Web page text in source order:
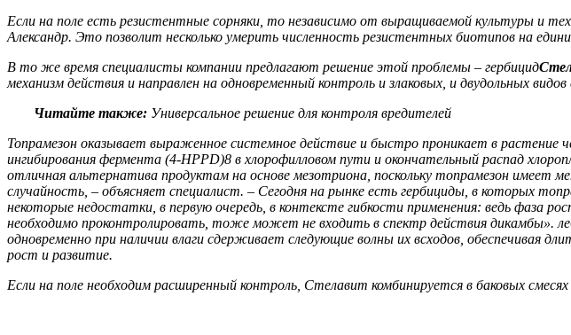
Если на поле есть резистентные сорняки, то независимо от выращиваемой культуры и
Александр. Это позволит несколько умерить численность резистентных биотипов на
В то же время специалисты компании предлагают решение этой проблемы – гербицид
механизм действия и направлен на одновременный контроль и злаковых, и двудольных видов
Читайте также: Универсальное решение для контроля вредителей
Топрамезон оказывает выраженное системное действие и быстро проникает в растение
ингибирования фермента (4-HPPD)8 в хлорофилловом пути и окончательный распад
отличная альтернатива продуктам на основе мезотриона, поскольку топрамезон имеет
случайность, – объясняет специалист. – Сегодня на рынке есть гербициды, в которых
некоторые недостатки, в первую очередь, в контексте гибкости применения: ведь фаза
необходимо проконтролировать, тоже может не входить в спектр действия дикамбы».
одновременно при наличии влаги сдерживает следующие волны их всходов, обеспечивая
рост и развитие.
Если на поле необходим расширенный контроль, Стелавит комбинируется в баковых